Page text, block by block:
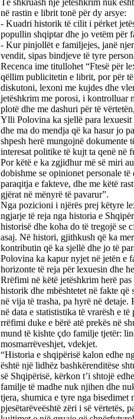
Të shkruash një jetëshkrim nuk
në rastin e librit tonë për dy arsye:
- Kuadri historik të cilit i përket
popullin shqiptar dhe jo vetëm për
- Kur pinjollët e familjejes, janë
vendit, sipas bindjeve të tyre
Recenca ime titullohet “Ftesë për
qëllim publicitetin e librit, por për
diskutoni, lexoni me kujdes dhe
jetëshkrim me porosi, i kontrolluar
plotë dhe me dashuri për të
Ylli Polovina ka sjellë para lexuesit
dhe ma do mendja që ka hasur jo
shpesh herë mungojnë dokumente
interesat politike të kujt ta qenë në
Por këtë e ka zgjidhur më së miri
dobishme se opinionet personale
paraqitja e fakteve, dhe me këtë
gjërat në mënyrë të pavarur”.
Nga pozicioni i njërës prej këtyre
ngjarje të reja nga historia e
historisë dhe koha do të tregojë se
asaj. Në histori, gjithkush që ka
kontributin që ka sjellë dhe jo të
Polovina ka kapur nyjet në jetën e
horizonte të reja për lexuesin dhe
Rrëfimi në këtë jetëshkrim herë
historik dhe mbështetet në fakte
në vija të trasha, pa hyrë në
në data e statististika të vrarësh e
rrëfimi duke e bërë atë prekës në
mund të kishte çdo familje tjetër:
mosmarrëveshjet, vdekjet.
“Historia e shqipërisë kalon edhe
është një lidhëz bashkërenditëse
së Shqipërisë, kërkon t’i shtojë
familje të madhe nuk njihen dhe
tjera, shumica e tyre nga
pjesëtarëveështë zëri i së vërtetës,